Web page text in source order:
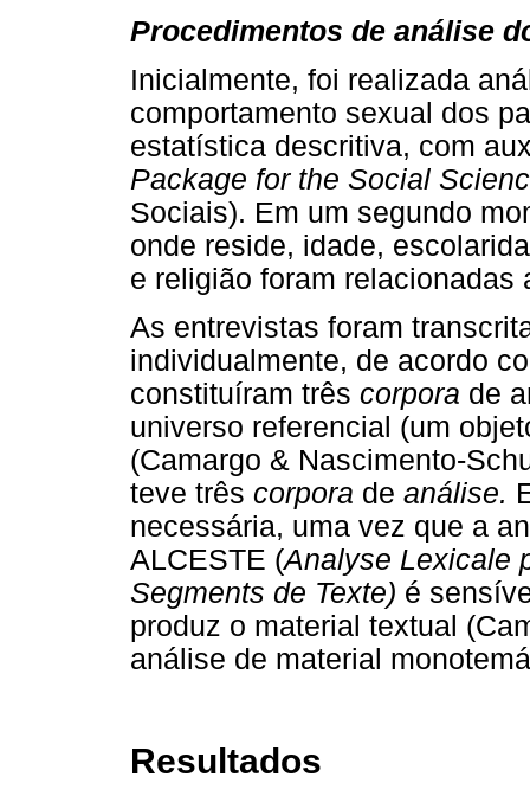
Procedimentos de análise
Inicialmente, foi realizada
comportamento sexual dos
estatística descritiva, com
Package for the Social
Sociais). Em um segundo
onde reside, idade,
e religião foram relacionadas
As entrevistas foram
individualmente, de acordo
constituíram três corpora de
universo referencial (um
(Camargo & Nascimento-
teve três corpora de análise.
necessária, uma vez que a
ALCESTE (Analyse Lexicale
Segments de Texte) é
produz o material textual
análise de material
Resultados